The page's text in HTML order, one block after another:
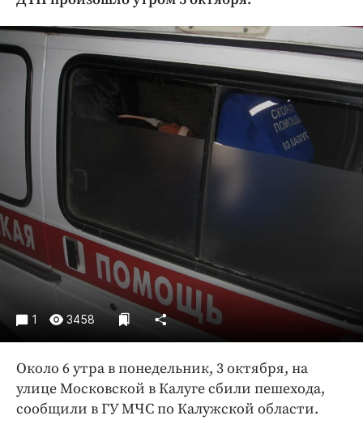
Криминал
Культура
Недвижимость и ЖКХ
Образование
Общество
Погода
Спорт
Экономика и бизнес
ПРОЕКТЫ
Блоги
Издания
Медиаперсона
Интересное чтиво
Клиника года
Бренд года
1 3458
Около 6 утра в понедельник, 3 октября, на
улице Московской в Калуге сбили пешехода,
сообщили в ГУ МЧС по Калужской области.